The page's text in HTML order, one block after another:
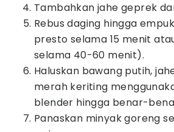
Tambahkan jahe geprek
Rebus daging hingga
presto selama 15 menit
selama 40-60 menit).
Haluskan bawang putih,
merah keriting
blender hingga benar-
Panaskan minyak goreng